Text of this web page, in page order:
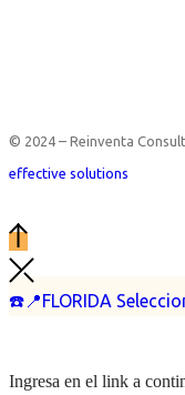
☎️📍FLORIDA
© 2024 – Reinventa
effective solutions
Ingresa en el link a